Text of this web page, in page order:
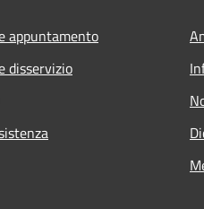
appuntamento
disservizio